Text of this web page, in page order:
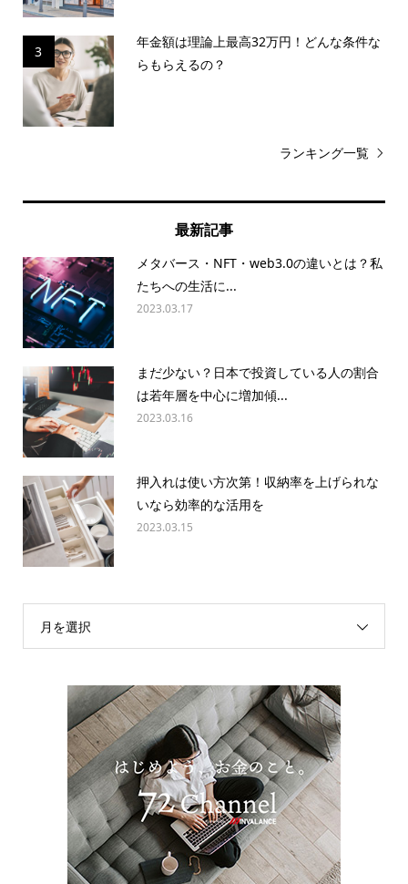
3
年金額は理論上最高32万円！どんな条件な
らもらえるの？
ランキング一覧
最新記事
メタバース・NFT・web3.0の違いとは？私
たちへの生活に...
2023.03.17
まだ少ない？日本で投資している人の割合
は若年層を中心に増加傾...
2023.03.16
押入れは使い方次第！収納率を上げられな
いなら効率的な活用を
2023.03.15
月を選択